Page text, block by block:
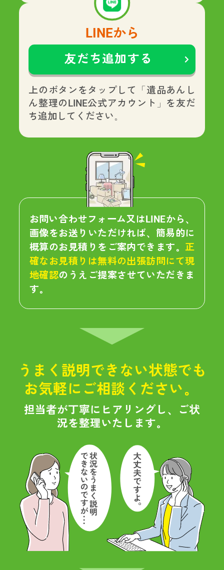
LINEから
友だち追加する
上のボタンをタップして「遺品あんし
ん整理のLINE公式アカウント」を友だ
ち追加してください。
お問い合わせフォーム又はLINEから、
画像をお送りいただければ、簡易的に
概算のお見積りをご案内できます。 正
確なお見積りは無料の出張訪問にて現
地確認のうえご提案させていただきま
す。
うまく説明できない状態でも
お気軽にご相談ください。
担当者が丁寧にヒアリングし、ご状
況を整理いたします。